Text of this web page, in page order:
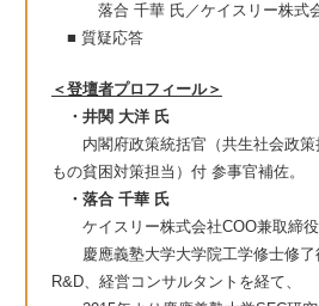
落合 千華 氏／ケイスリー株式会
■ 質疑応答
＜登壇者プロフィール＞
・井関 大洋 氏
内閣府政策統括官（共生社会政策
もの貧困対策担当）付 参事官補佐。
・落合 千華 氏
ケイスリー株式会社COO兼取締役
慶應義塾大学大学院工学修士修了
R&D、経営コンサルタントを経て、